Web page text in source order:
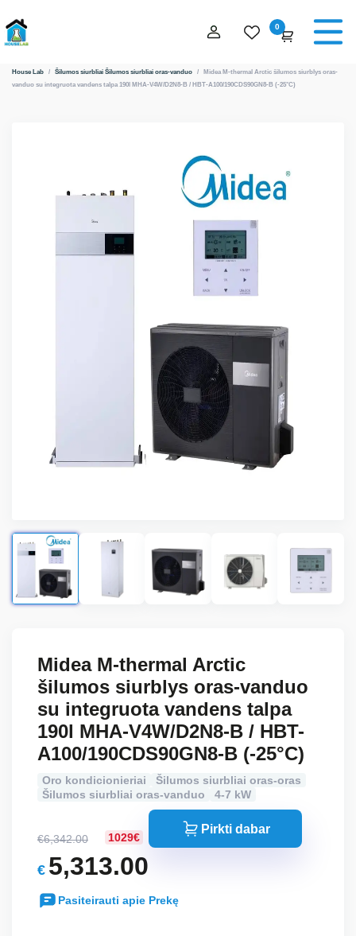
0
House Lab / Šilumos siurbliai Šilumos siurbliai oras-vanduo / Midea M-thermal Arctic šilumos siurblys oras-
vanduo su integruota vandens talpa 190l MHA-V4W/D2N8-B / HBT-A100/190CDS90GN8-B (-25°C)
Midea M-thermal Arctic
šilumos siurblys oras-vanduo
su integruota vandens talpa
190l MHA-V4W/D2N8-B / HBT-
A100/190CDS90GN8-B (-25°C)
Oro kondicionieriai
Šilumos siurbliai oras-oras
Šilumos siurbliai oras-vanduo
4-7 kW
1029€
€6,342.00
Original
price
was:
€ 5,313.00
Current
price
Pirkti dabar
Pasiteirauti apie Prekę